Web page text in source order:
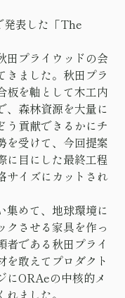
発表した「The
田プライウッドの会
きました。秋田プラ
板を軸として木工内
、森林資源を大量に
う貢献できるかにチ
を受けて、今回提案
に目にした最終工程
サイズにカットされ
集めて、地球環境に
クさせる家具を作っ
である秋田プライ
を敢えてプロダクト
にORAeの中核的メ